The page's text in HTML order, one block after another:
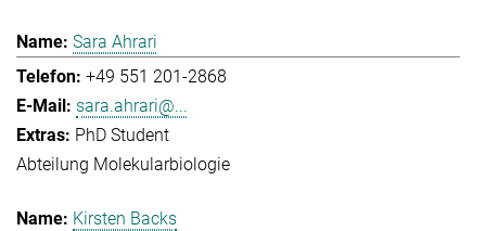
Sara Ahrari
+49 551 201-2868
sara.ahrari@...
PhD Student
Abteilung Molekularbiologie
Kirsten Backs